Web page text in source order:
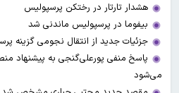
هشدار تارتار در رختکن پرسپولیس
بیفوما در پرسپولیس ماندنی شد
جزئیات جدید از انتقال نجومی گزینه
پاسخ منفی پورعلی‌گنجی به پیشنهاد
می‌شود